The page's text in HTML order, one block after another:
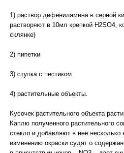
1) раствор дифениламина в серной
растворяют в 10мл крепкой H2SO4,
склянке)
2) пипетки
3) ступка с пестиком
4) растительные объекты.
Кусочек растительного объекта
Каплю полученного растительного
стекло и добавляют в неё
изменению окраски судят о